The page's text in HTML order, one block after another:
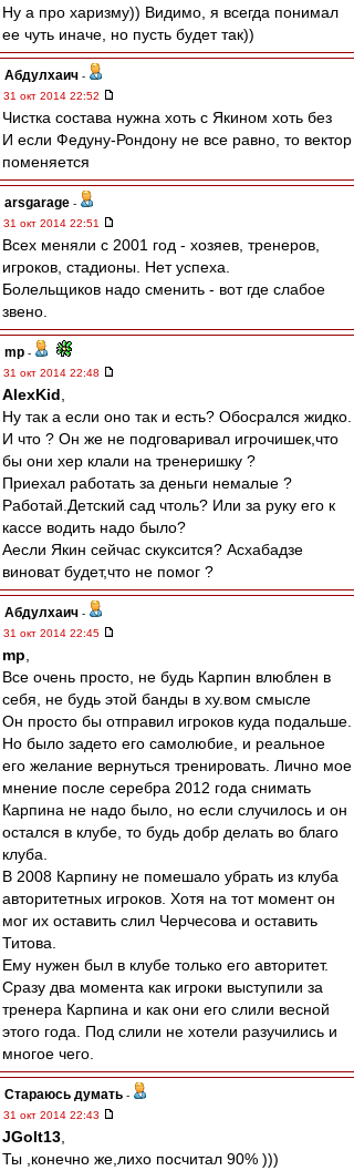
Ну а про харизму)) Видимо, я всегда понимал
ее чуть иначе, но пусть будет так))
Абдулхаич -
31 окт 2014 22:52
Чистка состава нужна хоть с Якином хоть без
И если Федуну-Рондону не все равно, то вектор
поменяется
arsgarage -
31 окт 2014 22:51
Всех меняли с 2001 год - хозяев, тренеров,
игроков, стадионы. Нет успеха.
Болельщиков надо сменить - вот где слабое
звено.
mp -
31 окт 2014 22:48
AlexKid
Ну так а если оно так и есть? Обосрался жидко.
И что ? Он же не подговаривал игрочишек,что
бы они хер клали на тренеришку ?
Приехал работать за деньги немалые ?
Работай.Детский сад чтоль? Или за руку его к
кассе водить надо было?
Аесли Якин сейчас скуксится? Асхабадзе
виноват будет,что не помог ?
Абдулхаич -
31 окт 2014 22:45
mp
Все очень просто, не будь Карпин влюблен в
себя, не будь этой банды в ху.вом смысле
Он просто бы отправил игроков куда подальше.
Но было задето его самолюбие, и реальное
его желание вернуться тренировать. Лично мое
мнение после серебра 2012 года снимать
Карпина не надо было, но если случилось и он
остался в клубе, то будь добр делать во благо
клуба.
В 2008 Карпину не помешало убрать из клуба
авторитетных игроков. Хотя на тот момент он
мог их оставить слил Черчесова и оставить
Титова.
Ему нужен был в клубе только его авторитет.
Сразу два момента как игроки выступили за
тренера Карпина и как они его слили весной
этого года. Под слили не хотели разучились и
многое чего.
Стараюсь думать -
31 окт 2014 22:43
JGolt13
Ты ,конечно же,лихо посчитал 90% )))